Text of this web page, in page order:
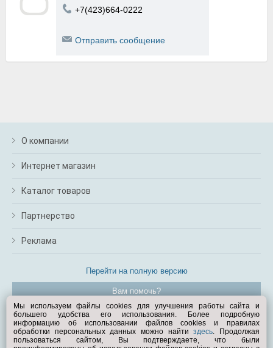
+7(423)664-0222
Отправить сообщение
О компании
Интернет магазин
Каталог товаров
Партнерство
Реклама
Перейти на полную версию
Вам помочь?
© Exist.ru 1998—2026
Мы используем файлы cookies для улучшения работы сайта и
большего удобства его использования. Более подробную
информацию об использовании файлов cookies и правилах
обработки персональных данных можно найтиздесь. Продолжая
пользоваться сайтом, Вы подтверждаете, что были